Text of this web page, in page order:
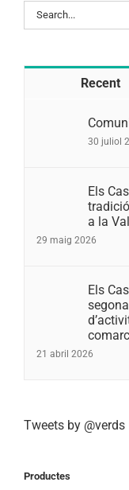
Search
for:
Recent
30 juliol
Els
a la
29 maig 2026
Els
21 abril 2026
Tweets by @verds
Productes